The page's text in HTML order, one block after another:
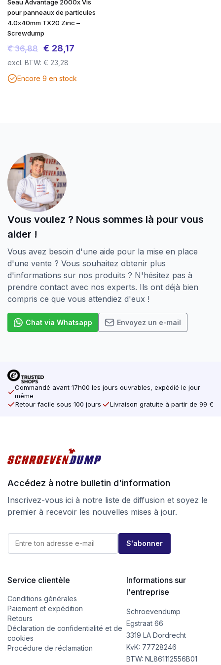
Seau Advantage 2000x Vis
pour panneaux de particules
4.0x40mm TX20 Zinc –
Screwdump
€36,88 Le
prix
initial
€ 28,17
actuel
excl. BTW: € 23,28
Encore 9 en stock
Vous voulez ? Nous sommes là pour vous
aider !
Vous avez besoin d'une aide pour la mise en place
d'une vente ? Vous souhaitez obtenir plus
d'informations sur nos produits ? N'hésitez pas à
prendre contact avec nos experts. Ils ont déjà bien
compris ce que vous attendiez d'eux !
Chat via Whatsapp Envoyez un e-mail
Commandé avant 17h00 les jours ouvrables, expédié le jour
même
Retour facile sous 100 jours
Livraison gratuite à partir de 99 €
Accédez à notre bulletin d'information
Inscrivez-vous ici à notre liste de diffusion et soyez le
premier à recevoir les nouvelles mises à jour.
a
E
m
a
i
l
E
-
m
E
m
l
S'abonner
Service clientèle
Conditions générales
Paiement et expédition
Retours
Déclaration de confidentialité et de
cookies
Procédure de réclamation
Informations sur
l'entreprise
Schroevendump
Egstraat 66
3319 LA Dordrecht
KvK: 77728246
BTW: NL861112556B01